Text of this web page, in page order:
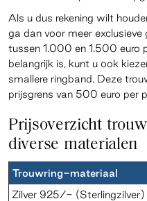
Als u dus rekening wilt
ga dan voor meer exclusieve
tussen 1.000 en 1.500 euro
belangrijk is, kunt u ook
smallere ringband. Deze
prijsgrens van 500 euro per
Prijsoverzicht
diverse materialen
Trouwring-materiaal
Zilver 925/- (Sterlingzilver)